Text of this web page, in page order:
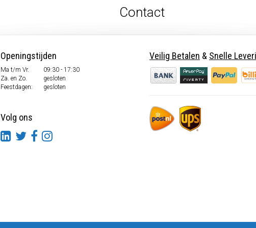
Contact
Openingstijden
Ma t/m Vr.
09:30 - 17:30
Za. en Zo.
gesloten
Feestdagen:
gesloten
Volg ons
Veilig Betalen & Snelle